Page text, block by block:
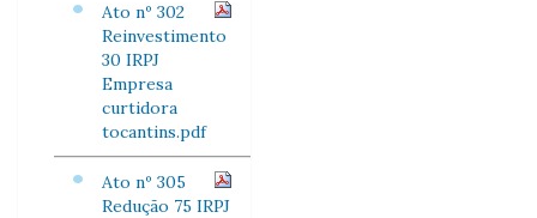
Ato nº 302
Reinvestimento
30 IRPJ
Empresa
curtidora
tocantins.pdf
Ato nº 305
Redução 75 IRPJ